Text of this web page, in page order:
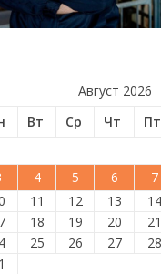
Август 2026
Вт Ср Чт Пт
4 5 6 7
11 12 13 14
18 19 20 21
25 26 27 28